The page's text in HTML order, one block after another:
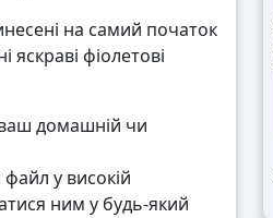
на самий початок
фіолетові
домашній чи
у високій
ним у будь-який